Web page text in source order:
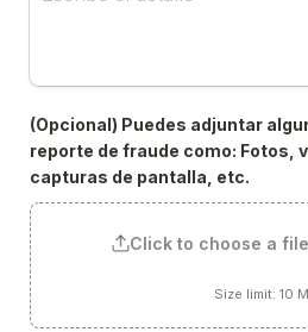
(Opcional) Puedes adjuntar
reporte de fraude como: Fotos,
capturas de pantalla, etc.
Click to choose a
Size limit: 10